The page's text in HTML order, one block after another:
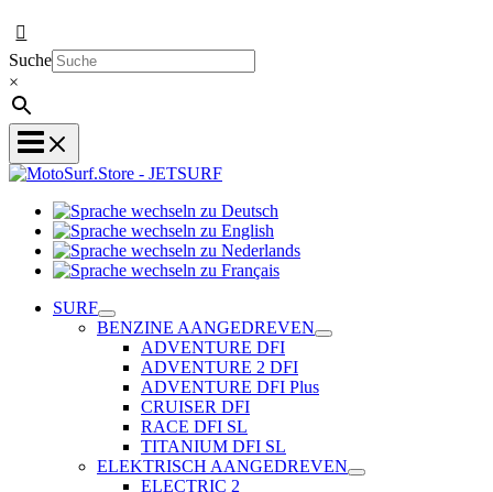
Suche
×
zu
Deutsch
wechseln
zu
Sprache
Sprache
Français
SURF
BENZINE AANGEDREVEN
ADVENTURE DFI
ADVENTURE 2 DFI
ADVENTURE DFI Plus
CRUISER DFI
RACE DFI SL
TITANIUM DFI SL
ELEKTRISCH AANGEDREVEN
ELECTRIC 2